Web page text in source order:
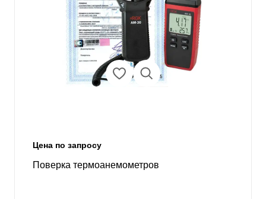
Цена по запросу
Поверка термоанемометров